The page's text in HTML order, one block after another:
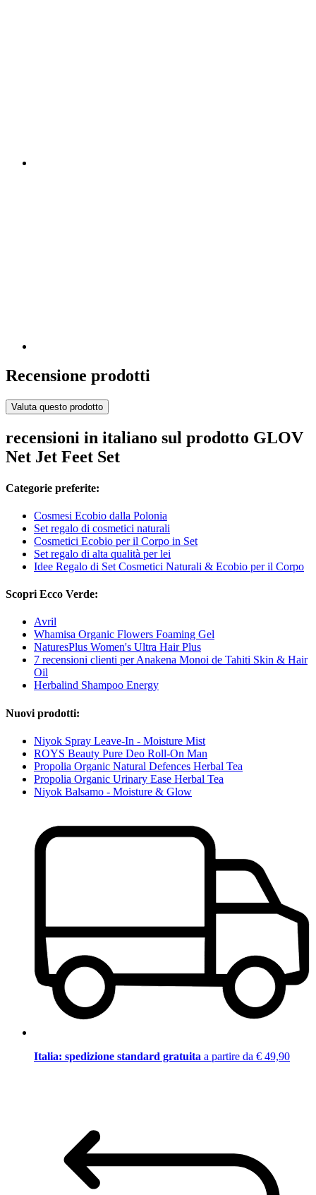
Recensione prodotti
Valuta questo prodotto
recensioni in italiano sul prodotto GLOV
Net Jet Feet Set
Categorie preferite:
Cosmesi Ecobio dalla Polonia
Set regalo di cosmetici naturali
Cosmetici Ecobio per il Corpo in Set
Set regalo di alta qualità per lei
Idee Regalo di Set Cosmetici Naturali & Ecobio per il Corpo
Scopri Ecco Verde:
Avril
Whamisa Organic Flowers Foaming Gel
NaturesPlus Women's Ultra Hair Plus
7 recensioni clienti per Anakena Monoi de Tahiti Skin & Hair
Oil
Herbalind Shampoo Energy
Nuovi prodotti:
Niyok Spray Leave-In - Moisture Mist
ROYS Beauty Pure Deo Roll-On Man
Propolia Organic Natural Defences Herbal Tea
Propolia Organic Urinary Ease Herbal Tea
Niyok Balsamo - Moisture & Glow
Italia: spedizione standard gratuita a partire da € 49,90